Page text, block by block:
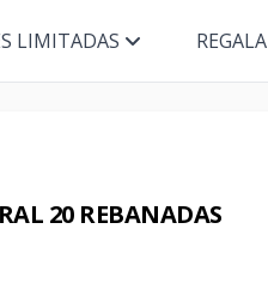
LIMITADAS REGALA
20 REBANADAS